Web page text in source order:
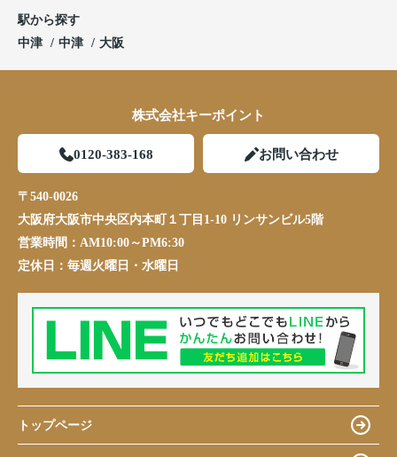
駅から探す
中津
中津 大阪
株式会社キーポイント
0120-383-168 お問い合わせ
〒540-0026
大阪府大阪市中央区内本町１丁目1-10 リンサンビル5階
営業時間： AM10:00～PM6:30
定休日： 毎週火曜日・水曜日
トップページ